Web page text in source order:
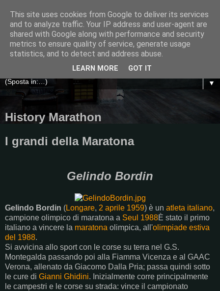
▼
History Marathon
I grandi della Maratona
Gelindo Bordin
Gelindo Bordin (Longare, 2 aprile 1959) è un atleta italiano,
campione olimpico di maratona a Seul 1988È stato il primo
italiano a vincere la maratona olimpica, all'olimpiade estiva
del 1988.
Si avvicina allo sport con le corse su terra nel G.S.
Montegalda passando poi alla Fiamma Vicenza e al GAAC
Verona, allenato da Giacomo Dalla Pria; passa quindi sotto
le cure di Gianni Ghidini. Inizialmente corre principalmente
le campestri e le corse su strada: vince il campionato
This site uses cookies from Google to deliver its services
and to analyze traffic. Your IP address and user-agent are
shared with Google along with performance and security
metrics to ensure quality of service, generate usage
statistics, and to detect and address abuse.
LEARN MORE GOT IT